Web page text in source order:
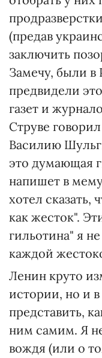
(предав
заключить
Замечу, были в
предвидели
газет и
Струве
Василию
это думающая
напишет в
хотел сказать,
как жесток".
гильотина" я
каждой
Ленин круто
истории, но и
представить,
ним самим. Я
вождя (или о